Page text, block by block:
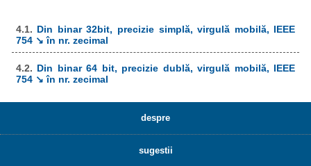
4.1. Din binar 32bit, precizie simplă, virgulă mobilă, IEEE
754 ↘ în nr. zecimal
4.2. Din binar 64 bit, precizie dublă, virgulă mobilă, IEEE
754 ↘ în nr. zecimal
despre
sugestii